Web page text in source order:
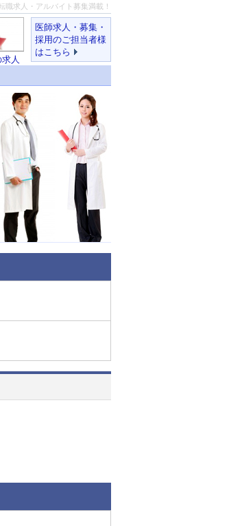
職求人・アルバイト募集満載！
医師求人・募集・
採用のご担当者様
はこちら
人